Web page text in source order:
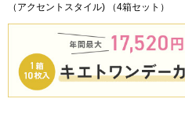
（アクセントスタイル) （4箱セット）